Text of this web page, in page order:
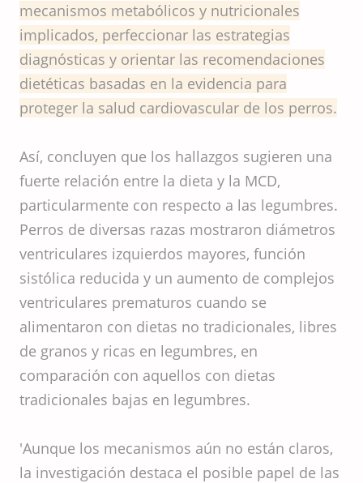
mecanismos metabólicos y nutricionales
implicados, perfeccionar las estrategias
diagnósticas y orientar las recomendaciones
dietéticas basadas en la evidencia para
proteger la salud cardiovascular de los perros.
Así, concluyen que los hallazgos sugieren una
fuerte relación entre la dieta y la MCD,
particularmente con respecto a las legumbres.
Perros de diversas razas mostraron diámetros
ventriculares izquierdos mayores, función
sistólica reducida y un aumento de complejos
ventriculares prematuros cuando se
alimentaron con dietas no tradicionales, libres
de granos y ricas en legumbres, en
comparación con aquellos con dietas
tradicionales bajas en legumbres.
'Aunque los mecanismos aún no están claros,
la investigación destaca el posible papel de las